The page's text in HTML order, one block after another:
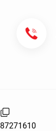
87271610